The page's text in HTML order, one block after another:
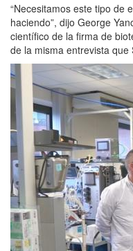
“Necesitamos este tipo de
haciendo”, dijo George
científico de la firma de
de la misma entrevista que